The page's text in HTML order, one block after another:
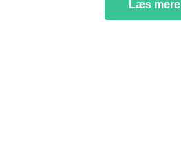
Læs mere